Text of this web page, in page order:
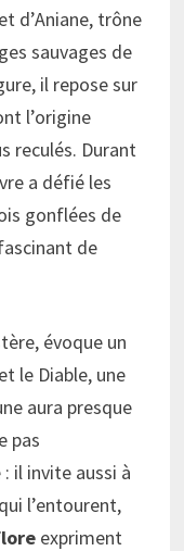
d’Aniane, trône
sauvages de
il repose sur
l’origine
reculés. Durant
a défié les
gonflées de
de
évoque un
le Diable, une
aura presque
pas
il invite aussi à
l’entourent,
expriment